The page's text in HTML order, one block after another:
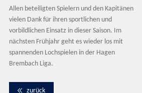
Allen beteiligten Spielern und den Kapitänen
vielen Dank für ihren sportlichen und
vorbildlichen Einsatz in dieser Saison. Im
nächsten Frühjahr geht es wieder los mit
spannenden Lochspielen in der Hagen
Brembach Liga.
zurück